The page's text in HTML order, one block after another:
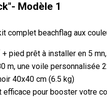
Modèle 1
complet beachflag aux
pied prêt à installer en 5
m, une voile personnalisée
40x40 cm (6.5 kg)
efficace pour booster votre